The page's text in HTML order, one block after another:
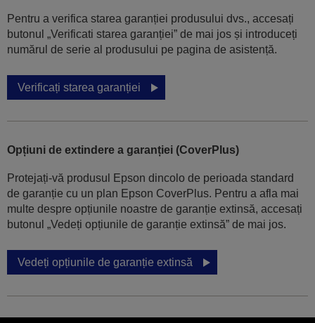
Pentru a verifica starea garanției produsului dvs., accesați
butonul „Verificati starea garanției” de mai jos și introduceți
numărul de serie al produsului pe pagina de asistență.
Verificați starea garanției
Opțiuni de extindere a garanției (CoverPlus)
Protejați-vă produsul Epson dincolo de perioada standard
de garanție cu un plan Epson CoverPlus. Pentru a afla mai
multe despre opțiunile noastre de garanție extinsă, accesați
butonul „Vedeți opțiunile de garanție extinsă” de mai jos.
Vedeți opțiunile de garanție extinsă